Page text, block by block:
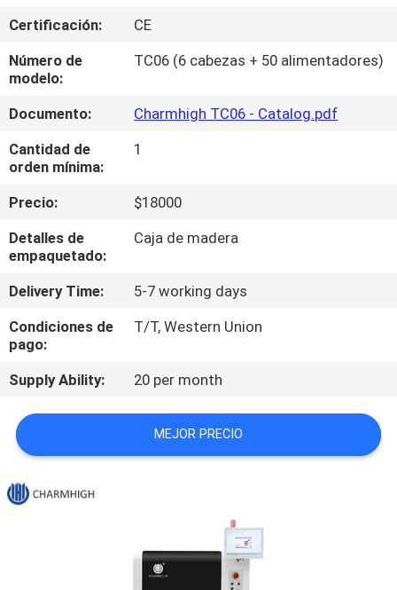
VISITA
A
LA
FÁBRICA
CONTROL
DE
CALIDAD
CONTACTA
CON
NOSOTROS
NOTICIAS
SHOPPING
ON
Certificación:
CE
Número de
modelo:
TC06 (6 cabezas + 50 alimentadores)
Documento:
Charmhigh TC06 - Catalog.pdf
Cantidad de
orden mínima:
1
Precio:
$18000
Detalles de
empaquetado:
Caja de madera
Delivery Time:
5-7 working days
Condiciones de
pago:
T/T, Western Union
Supply Ability: 20 per month
MEJOR PRECIO